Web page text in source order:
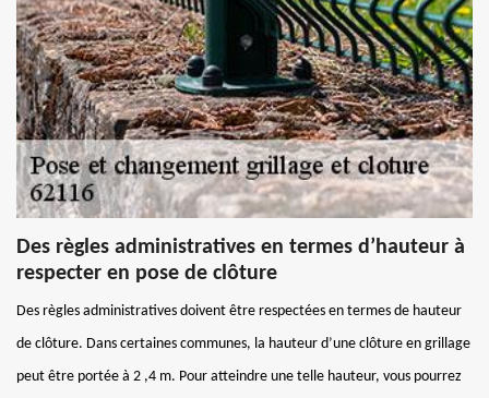
Des règles administratives en termes d’hauteur à
respecter en pose de clôture
Des règles administratives doivent être respectées en termes de hauteur
de clôture. Dans certaines communes, la hauteur d’une clôture en grillage
peut être portée à 2 ,4 m. Pour atteindre une telle hauteur, vous pourrez